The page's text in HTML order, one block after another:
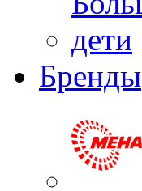
Бренды